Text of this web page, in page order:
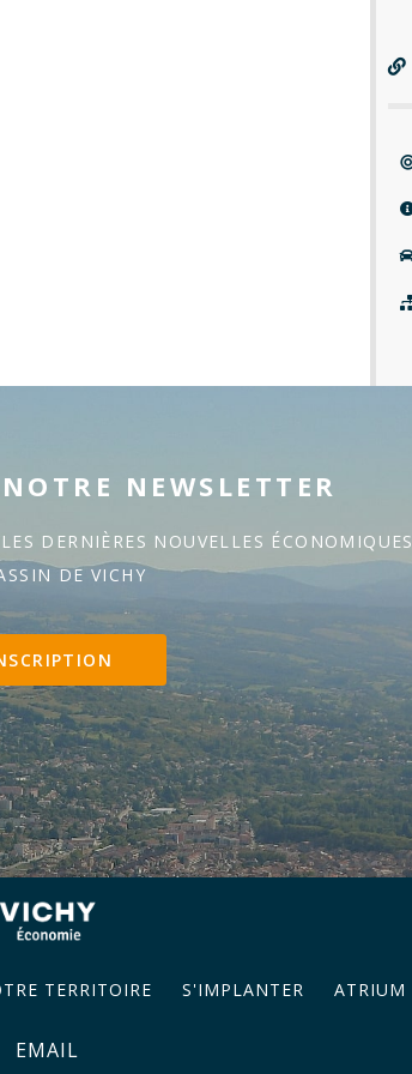
NEWSLETTER
DERNIÈRES NOUVELLES ÉCONOMIQUES
DE VICHY
TERRITOIRE S'IMPLANTER ATRIUM
EMAIL